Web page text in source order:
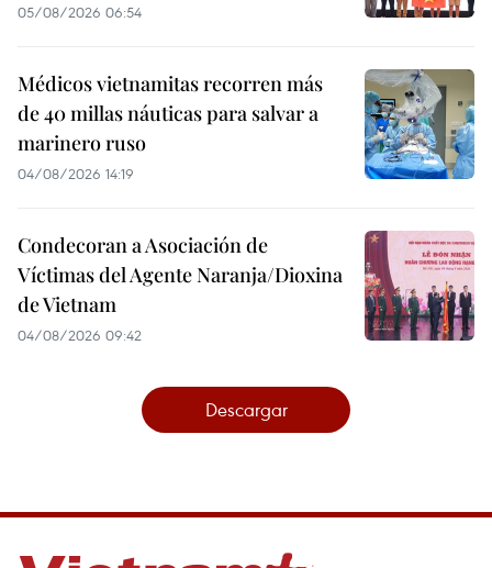
05/08/2026 06:54
Médicos vietnamitas recorren más
de 40 millas náuticas para salvar a
marinero ruso
04/08/2026 14:19
Condecoran a Asociación de
Víctimas del Agente Naranja/Dioxina
de Vietnam
04/08/2026 09:42
Descargar